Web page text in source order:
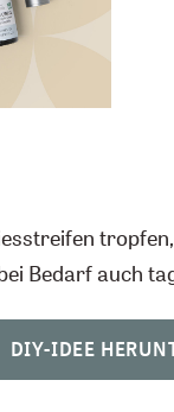
Bedarf auch
DIY-IDEE